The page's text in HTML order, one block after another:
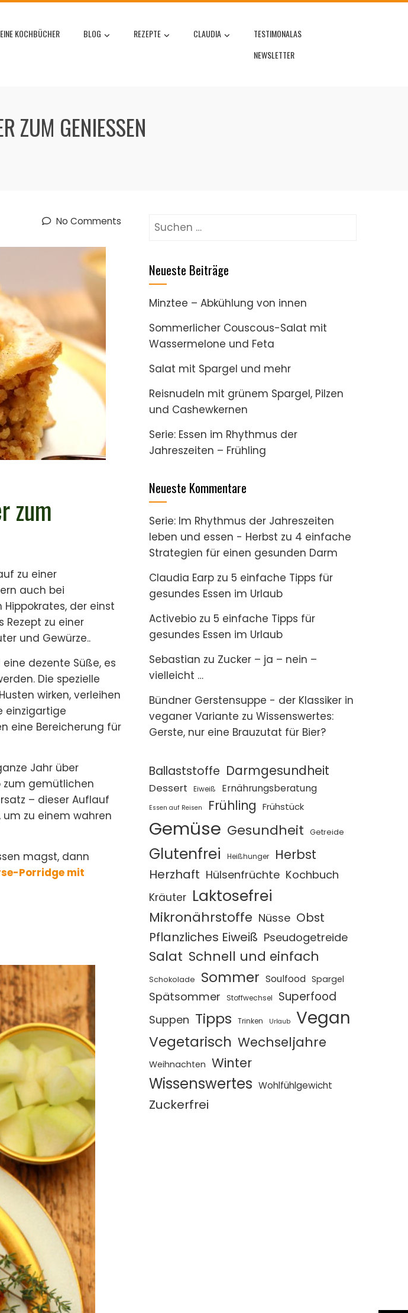
KOCHBÜCHER BLOG REZEPTE CLAUDIA
TESTIMONALAS
NEWSLETTER
GENIESSEN
No Comments
zum
zu einer
auch bei
der einst
Rezept zu einer
und Gewürze..
dezente Süße, es
Die spezielle
wirken, verleihen
einzigartige
eine Bereicherung für
Jahr über
zum gemütlichen
– dieser Auflauf
zu einem wahren
magst, dann
Porridge mit
Suchen
Neueste Beiträge
Minztee – Abkühlung von innen
Sommerlicher Couscous-Salat mit
Wassermelone und Feta
Salat mit Spargel und mehr
Reisnudeln mit grünem Spargel, Pilzen
und Cashewkernen
Serie: Essen im Rhythmus der
Jahreszeiten – Frühling
Neueste Kommentare
Serie: Im Rhythmus der Jahreszeiten
leben und essen - Herbst zu 4 einfache
Strategien für einen gesunden Darm
Claudia Earp zu 5 einfache Tipps für
gesundes Essen im Urlaub
Activebio zu 5 einfache Tipps für
gesundes Essen im Urlaub
Sebastian zu Zucker – ja – nein –
vielleicht …
Bündner Gerstensuppe - der Klassiker in
veganer Variante zu Wissenswertes:
Gerste, nur eine Brauzutat für Bier?
Ballaststoffe Darmgesundheit
Dessert Eiweiß Ernährungsberatung
Essen auf Reisen Frühling Frühstück
Gemüse Gesundheit Getreide
Glutenfrei Heißhunger Herbst
Herzhaft Hülsenfrüchte Kochbuch
Kräuter Laktosefrei
Mikronährstoffe Nüsse Obst
Pflanzliches Eiweiß Pseudogetreide
Salat Schnell und einfach
Schokolade Sommer Soulfood Spargel
Spätsommer Stoffwechsel Superfood
Suppen Tipps Trinken Urlaub Vegan
Vegetarisch Wechseljahre
Weihnachten Winter
Wissenswertes Wohlfühlgewicht
Zuckerfrei